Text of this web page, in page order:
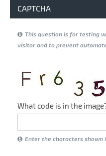
CAPTCHA
This question is for testing
visitor and to prevent
What code is in the
Enter the characters shown